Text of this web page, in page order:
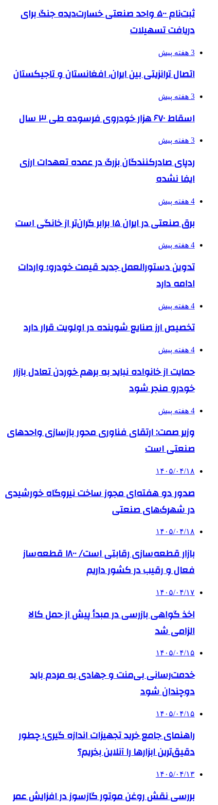
ثبت‌نام ۵۰۰ واحد صنعتی خسارت‌دیده جنگ برای
دریافت تسهیلات
3 هفته پیش
اتصال ترانزیتی بین ایران، افغانستان و تاجیکستان
3 هفته پیش
اسقاط ۶۷۰ هزار خودروی فرسوده طی ۳ سال
3 هفته پیش
ردپای صادرکنندگان بزرگ در عمده تعهدات ارزی
ایفا نشده
4 هفته پیش
برق صنعتی در ایران ۱۵ برابر گران‌تر از خانگی است
4 هفته پیش
تدوین دستورالعمل جدید قیمت خودرو؛ واردات
ادامه دارد
4 هفته پیش
تخصیص ارز صنایع شوینده در اولویت قرار دارد
4 هفته پیش
حمایت از خانواده نباید به برهم خوردن تعادل بازار
خودرو منجر شود
4 هفته پیش
وزیر صمت: ارتقای فناوری محور بازسازی واحدهای
صنعتی است
۱۴۰۵/۰۴/۱۸
صدور دو هفته‌ای مجوز ساخت نیروگاه خورشیدی
در شهرک‌های صنعتی
۱۴۰۵/۰۴/۱۸
بازار قطعه‌سازی رقابتی است/ ۱۸۰۰ قطعه‌ساز
فعال و رقیب در کشور داریم
۱۴۰۵/۰۴/۱۷
اخذ گواهی بازرسی در مبدأ پیش از حمل کالا
الزامی شد
۱۴۰۵/۰۴/۱۵
خدمت‌رسانی بی‌منت و جهادی به مردم باید
دوچندان شود
۱۴۰۵/۰۴/۱۵
راهنمای جامع خرید تجهیزات اندازه گیری؛ چطور
دقیق‌ترین ابزارها را آنلاین بخریم؟
۱۴۰۵/۰۴/۱۳
بررسی نقش روغن موتور گازسوز در افزایش عمر